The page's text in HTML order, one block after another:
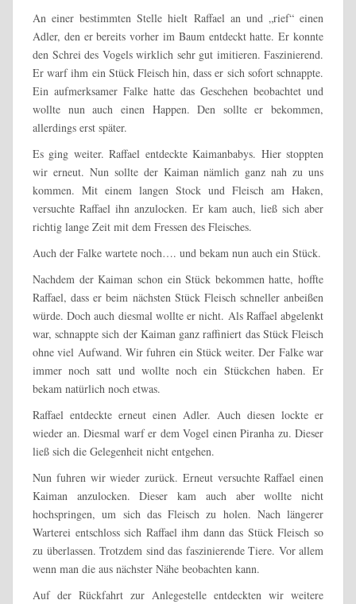
An einer bestimmten Stelle hielt Raffael an und „rief“ einen
Adler, den er bereits vorher im Baum entdeckt hatte. Er konnte
den Schrei des Vogels wirklich sehr gut imitieren. Faszinierend.
Er warf ihm ein Stück Fleisch hin, dass er sich sofort schnappte.
Ein aufmerksamer Falke hatte das Geschehen beobachtet und
wollte nun auch einen Happen. Den sollte er bekommen,
allerdings erst später.
Es ging weiter. Raffael entdeckte Kaimanbabys. Hier stoppten
wir erneut. Nun sollte der Kaiman nämlich ganz nah zu uns
kommen. Mit einem langen Stock und Fleisch am Haken,
versuchte Raffael ihn anzulocken. Er kam auch, ließ sich aber
richtig lange Zeit mit dem Fressen des Fleisches.
Auch der Falke wartete noch…. und bekam nun auch ein Stück.
Nachdem der Kaiman schon ein Stück bekommen hatte, hoffte
Raffael, dass er beim nächsten Stück Fleisch schneller anbeißen
würde. Doch auch diesmal wollte er nicht. Als Raffael abgelenkt
war, schnappte sich der Kaiman ganz raffiniert das Stück Fleisch
ohne viel Aufwand. Wir fuhren ein Stück weiter. Der Falke war
immer noch satt und wollte noch ein Stückchen haben. Er
bekam natürlich noch etwas.
Raffael entdeckte erneut einen Adler. Auch diesen lockte er
wieder an. Diesmal warf er dem Vogel einen Piranha zu. Dieser
ließ sich die Gelegenheit nicht entgehen.
Nun fuhren wir wieder zurück. Erneut versuchte Raffael einen
Kaiman anzulocken. Dieser kam auch aber wollte nicht
hochspringen, um sich das Fleisch zu holen. Nach längerer
Warterei entschloss sich Raffael ihm dann das Stück Fleisch so
zu überlassen. Trotzdem sind das faszinierende Tiere. Vor allem
wenn man die aus nächster Nähe beobachten kann.
Auf der Rückfahrt zur Anlegestelle entdeckten wir weitere